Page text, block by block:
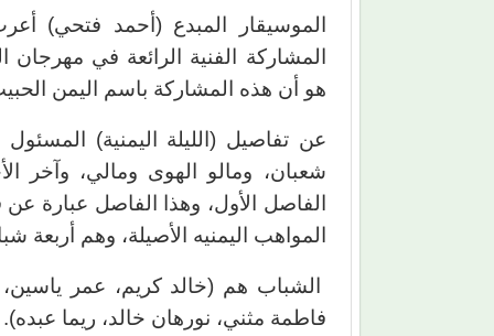
الموسيقار المبدع (أحمد فتحي)
المشاركة الفنية الرائعة في مهرجان
هو أن هذه المشاركة باسم اليمن
عن تفاصيل (الليلة اليمنية)
شعبان، ومالو الهوى ومالي، وآخر
الفاصل الأول، وهذا الفاصل عبارة
المواهب اليمنيه الأصيلة، وهم أربعة
الشباب هم (خالد كريم، عمر
فاطمة مثني، نورهان خالد، ريما عبده).